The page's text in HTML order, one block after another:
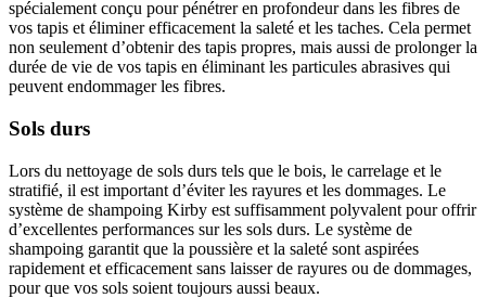
spécialement conçu pour pénétrer en profondeur dans les fibres de
vos tapis et éliminer efficacement la saleté et les taches. Cela permet
non seulement d’obtenir des tapis propres, mais aussi de prolonger la
durée de vie de vos tapis en éliminant les particules abrasives qui
peuvent endommager les fibres.
Sols durs
Lors du nettoyage de sols durs tels que le bois, le carrelage et le
stratifié, il est important d’éviter les rayures et les dommages. Le
système de shampoing Kirby est suffisamment polyvalent pour offrir
d’excellentes performances sur les sols durs. Le système de
shampoing garantit que la poussière et la saleté sont aspirées
rapidement et efficacement sans laisser de rayures ou de dommages,
pour que vos sols soient toujours aussi beaux.